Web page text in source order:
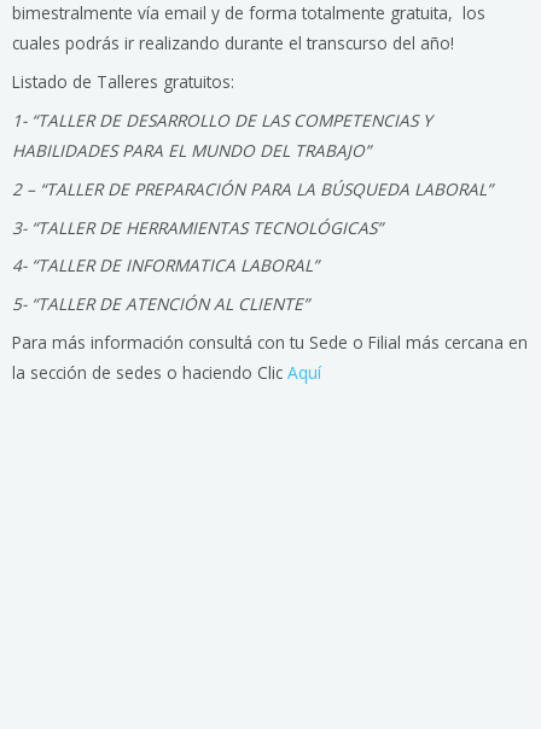
bimestralmente vía email y de forma totalmente gratuita, los
cuales podrás ir realizando durante el transcurso del año!
Listado de Talleres gratuitos:
1- “TALLER DE DESARROLLO DE LAS COMPETENCIAS Y
HABILIDADES PARA EL MUNDO DEL TRABAJO”
2 – “TALLER DE PREPARACIÓN PARA LA BÚSQUEDA LABORAL”
3- “TALLER DE HERRAMIENTAS TECNOLÓGICAS”
4- “TALLER DE INFORMATICA LABORAL”
5- “TALLER DE ATENCIÓN AL CLIENTE”
Para más información consultá con tu Sede o Filial más cercana en
la sección de sedes o haciendo Clic Aquí